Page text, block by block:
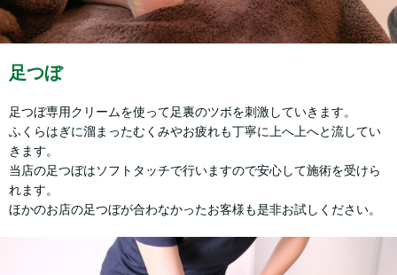
足つぼ
足つぼ専用クリームを使って足裏のツボを刺激していきます。
ふくらはぎに溜まったむくみやお疲れも丁寧に上へ上へと流してい
きます。
当店の足つぼはソフトタッチで行いますので安心して施術を受けら
れます。
ほかのお店の足つぼが合わなかったお客様も是非お試しください。